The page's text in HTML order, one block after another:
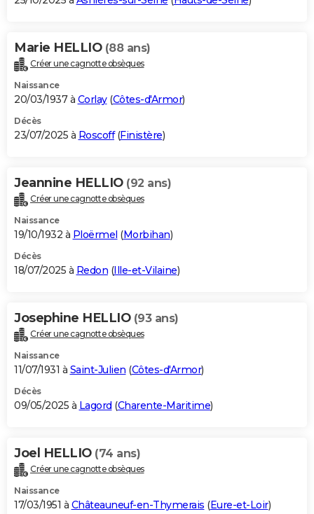
Marie HELLIO (88 ans)
Créer une cagnotte obsèques
Naissance
20/03/1937 à Corlay(Côtes-d'Armor)
Décès
23/07/2025 à Roscoff(Finistère)
Jeannine HELLIO (92 ans)
Créer une cagnotte obsèques
Naissance
19/10/1932 à Ploërmel (Morbihan)
Décès
18/07/2025 à Redon (Ille-et-Vilaine)
Josephine HELLIO (93 ans)
Créer une cagnotte obsèques
Naissance
11/07/1931 à Saint-Julien (Côtes-d'Armor)
Décès
09/05/2025 à Lagord (Charente-Maritime)
Joel HELLIO (74 ans)
Créer une cagnotte obsèques
Naissance
17/03/1951 à Châteauneuf-en-Thymerais (Eure-et-Loir)